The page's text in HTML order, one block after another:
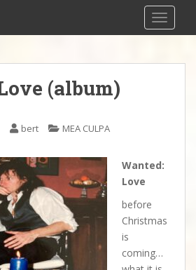
(album)
bert MEA CULPA
Wanted:
Love
before
Christmas
is
coming…